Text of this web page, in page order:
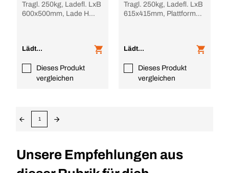
Tragl. 250kg, Ladefl. LxB
600x500mm, Lade H
Lädt...
Dieses Produkt
vergleichen
Tragl. 250kg, Ladefl. LxB
615x415mm, Plattform
Lädt...
Dieses Produkt
vergleichen
1
Unsere Empfehlungen aus